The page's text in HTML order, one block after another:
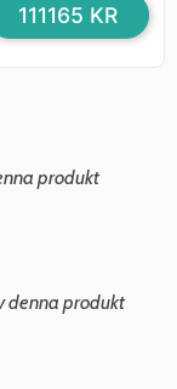
111165 KR
produkt
denna produkt